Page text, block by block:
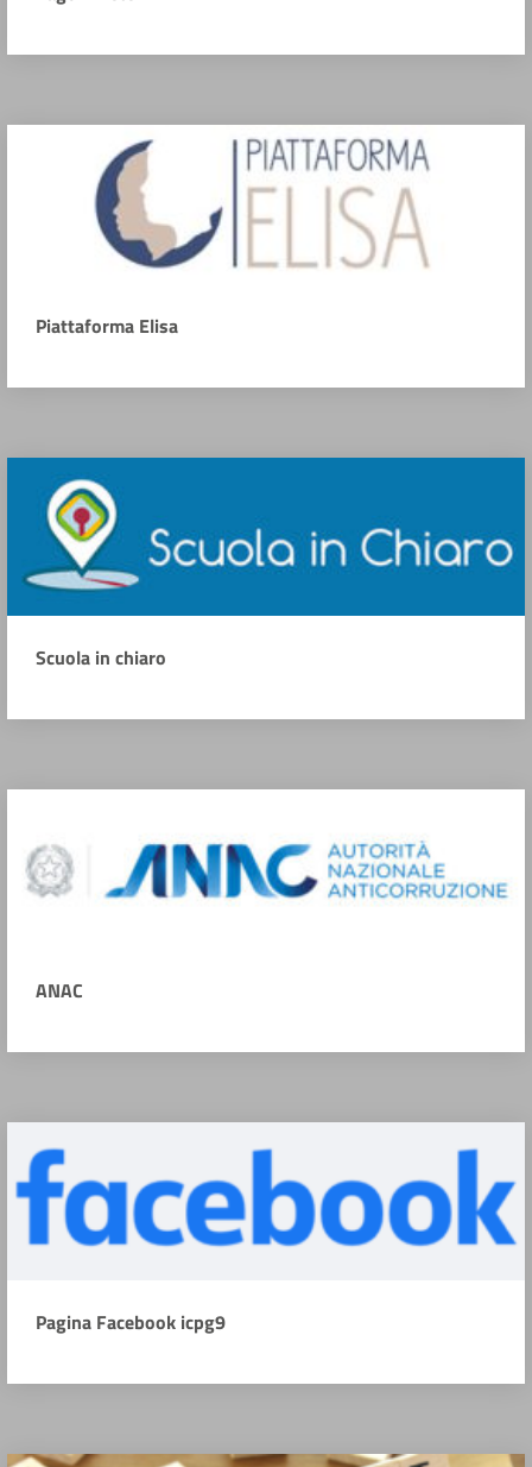
Piattaforma Elisa
Scuola in chiaro
ANAC
Pagina Facebook icpg9